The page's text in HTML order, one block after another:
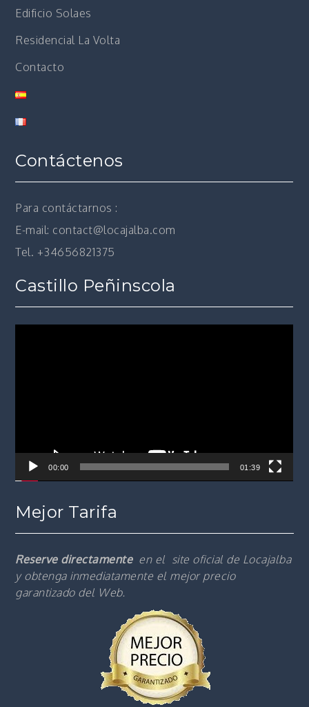
Edificio Solaes
Residencial La Volta
Contacto
Contáctenos
Para contáctarnos :
E-mail: contact@locajalba.com
Tel. +34656821375
Castillo Peñinscola
00:00 01:39
Mejor Tarifa
Reserve directamente en el site oficial de Locajalba
y obtenga inmediatamente el mejor precio
garantizado del Web.